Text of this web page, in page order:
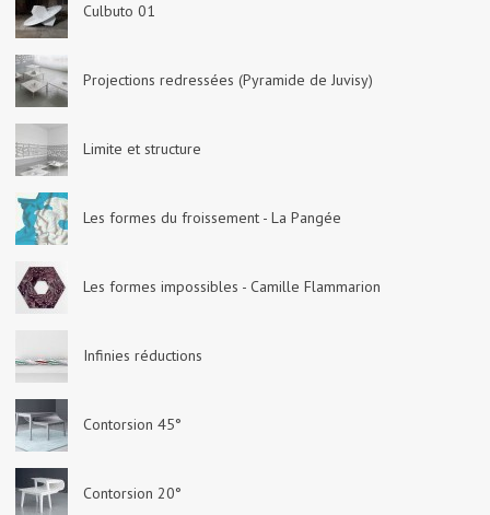
Culbuto 01
Projections redressées (Pyramide de Juvisy)
Limite et structure
Les formes du froissement - La Pangée
Les formes impossibles - Camille Flammarion
Infinies réductions
Contorsion 45°
Contorsion 20°